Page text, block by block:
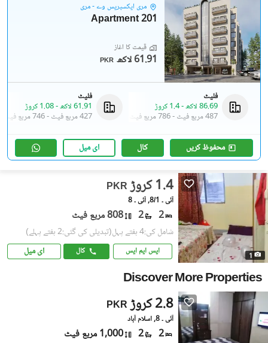
مری ایکسپریس وے - مری
201 Apartment
قیمت کا آغاز
PKR 61.91 لاکھ
فلیٹ
86.69 لاکھ
-1.4 کروڑ
487 مربع فیٹ
-786 مربع فیٹ
فلیٹ
61.91 لاکھ
-1.08 کروڑ
427 مربع فیٹ
-746 مربع فیٹ
محفوظ کریں کال ای میل
1
PKR 1.4 کروڑ
آئی ۔ 8/1, آئی ۔ 8
2
2 808 مربع فیٹ
شامل کی:4 ہفتے پہل (تبدیلی کی گئی:2 ہفتے پہلے)
ایس ایم ایس کال ای میل
Discover More Properties
PKR 2.8 کروڑ
آئی ۔ 8, اسلام آباد
2
2 1,000 مربع فیٹ